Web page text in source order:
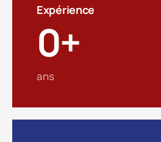
Expérience
0+
ans